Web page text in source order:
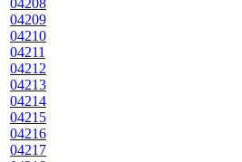
04208
04209
04210
04211
04212
04213
04214
04215
04216
04217